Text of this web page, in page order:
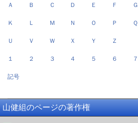
Ａ Ｂ Ｃ Ｄ Ｅ Ｆ Ｇ
Ｋ Ｌ Ｍ Ｎ Ｏ Ｐ Ｑ
Ｕ Ｖ Ｗ Ｘ Ｙ Ｚ
１ ２ ３ ４ ５ ６ ７
記号
山健組のページの著作権